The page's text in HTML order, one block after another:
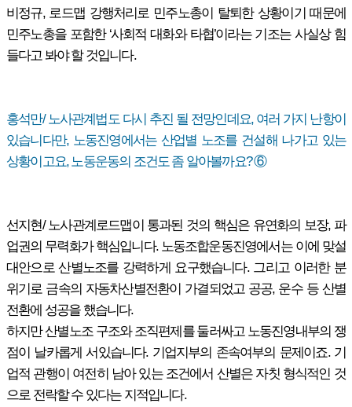
비정규, 로드맵 강행처리로 민주노총이 탈퇴한 상황이기 때문에
민주노총을 포함한 ‘사회적 대화와 타협’이라는 기조는 사실상 힘
들다고 봐야 할 것입니다.
홍석만/ 노사관계법도 다시 추진 될 전망인데요, 여러 가지 난항이
있습니다만, 노동진영에서는 산업별 노조를 건설해 나가고 있는
상황이고요, 노동운동의 조건도 좀 알아볼까요? ⑥
선지현/ 노사관계로드맵이 통과된 것의 핵심은 유연화의 보장, 파
업권의 무력화가 핵심입니다. 노동조합운동진영에서는 이에 맞설
대안으로 산별노조를 강력하게 요구했습니다. 그리고 이러한 분
위기로 금속의 자동차산별전환이 가결되었고 공공, 운수 등 산별
전환에 성공을 했습니다.
하지만 산별노조 구조와 조직편제를 둘러싸고 노동진영내부의 쟁
점이 날카롭게 서있습니다. 기업지부의 존속여부의 문제이죠. 기
업적 관행이 여전히 남아 있는 조건에서 산별은 자칫 형식적인 것
으로 전락할 수 있다는 지적입니다.